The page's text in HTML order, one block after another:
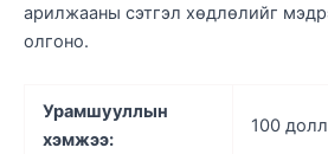
арилжааны сэтгэл хөдлөлийг
олгоно.
Урамшууллын
хэмжээ:
100